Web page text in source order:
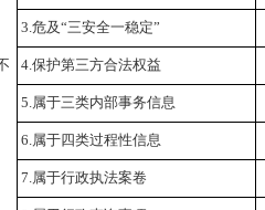
3.危及“三安全一稳定”
4.保护第三方合法权益
5.属于三类内部事务信息
6.属于四类过程性信息
7.属于行政执法案卷